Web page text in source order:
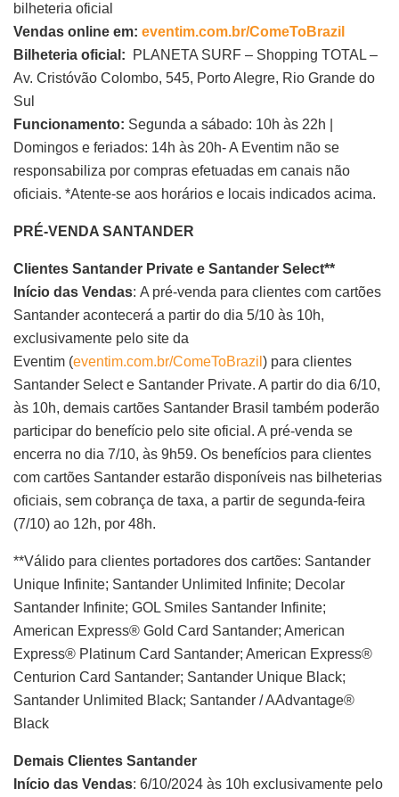
bilheteria oficial
Vendas online em: eventim.com.br/ComeToBrazil
Bilheteria oficial: PLANETA SURF – Shopping TOTAL –
Av. Cristóvão Colombo, 545, Porto Alegre, Rio Grande do
Sul
Funcionamento: Segunda a sábado: 10h às 22h |
Domingos e feriados: 14h às 20h- A Eventim não se
responsabiliza por compras efetuadas em canais não
oficiais. *Atente-se aos horários e locais indicados acima.
PRÉ-VENDA SANTANDER
Clientes Santander Private e Santander Select**
Início das Vendas: A pré-venda para clientes com cartões
Santander acontecerá a partir do dia 5/10 às 10h,
exclusivamente pelo site da
Eventim (eventim.com.br/ComeToBrazil ) para clientes
Santander Select e Santander Private. A partir do dia 6/10,
às 10h, demais cartões Santander Brasil também poderão
participar do benefício pelo site oficial. A pré-venda se
encerra no dia 7/10, às 9h59. Os benefícios para clientes
com cartões Santander estarão disponíveis nas bilheterias
oficiais, sem cobrança de taxa, a partir de segunda-feira
(7/10) ao 12h, por 48h.
**Válido para clientes portadores dos cartões: Santander
Unique Infinite; Santander Unlimited Infinite; Decolar
Santander Infinite; GOL Smiles Santander Infinite;
American Express®️ Gold Card Santander; American
Express®️ Platinum Card Santander; American Express®️
Centurion Card Santander; Santander Unique Black;
Santander Unlimited Black; Santander / AAdvantage®️
Black
Demais Clientes Santander
Início das Vendas: 6/10/2024 às 10h exclusivamente pelo